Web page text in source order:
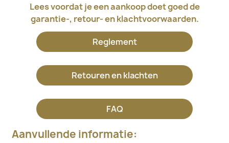
Lees voordat je een aankoop doet goed de
garantie-, retour- en klachtvoorwaarden.
Reglement
Retouren en klachten
FAQ
Aanvullende informatie: